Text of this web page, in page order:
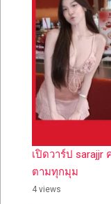
เปิดวาร์ป sarajjr
ตามทุกมุม
4 views